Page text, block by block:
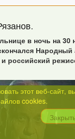
.
в ночь на 30
Народный
российский
этот веб-сайт,
cookies.